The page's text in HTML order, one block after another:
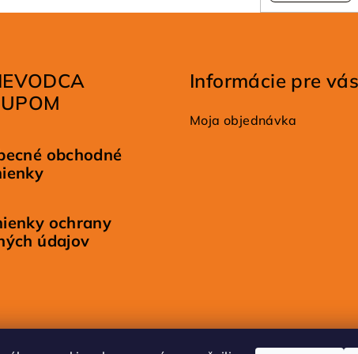
obchodné
ochrany
údajov
Informácie pre vás
Moja objednávka